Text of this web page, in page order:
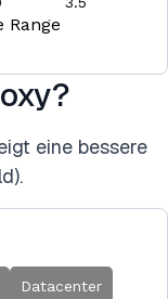
eine bessere